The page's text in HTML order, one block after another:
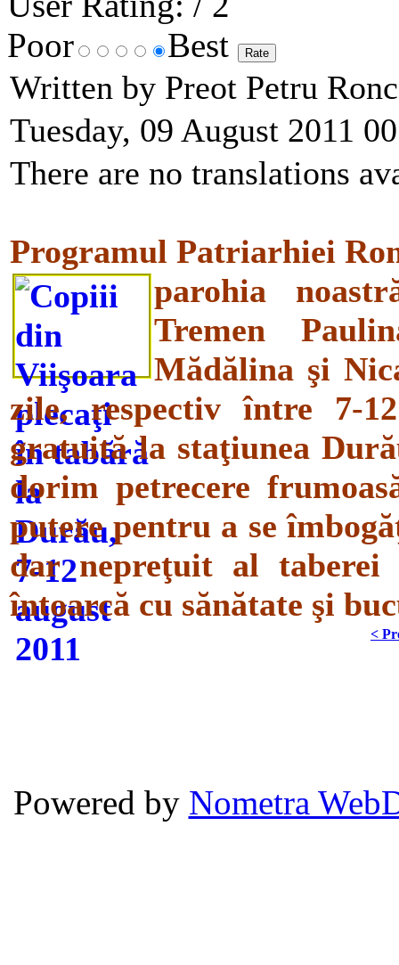
Poor
Best
Written by Preot Petru
Tuesday, 09 August 2011
There are no translations
Programul Patriarhiei
parohia
Tremen
Mădălina şi
zile, respectiv între 7-
gratuită la staţiunea
dorim petrecere
putere pentru a se
dar nepreţuit al taberei
întoarcă cu sănătate şi
<
Powered by Nometra